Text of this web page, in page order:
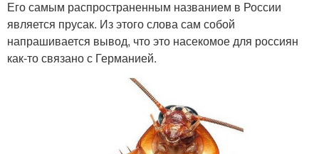
Его самым распространенным названием в России
является прусак. Из этого слова сам собой
напрашивается вывод, что это насекомое для россиян
как-то связано с Германией.